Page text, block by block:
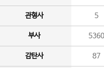
관형사 5
부사 5360
감탄사 87